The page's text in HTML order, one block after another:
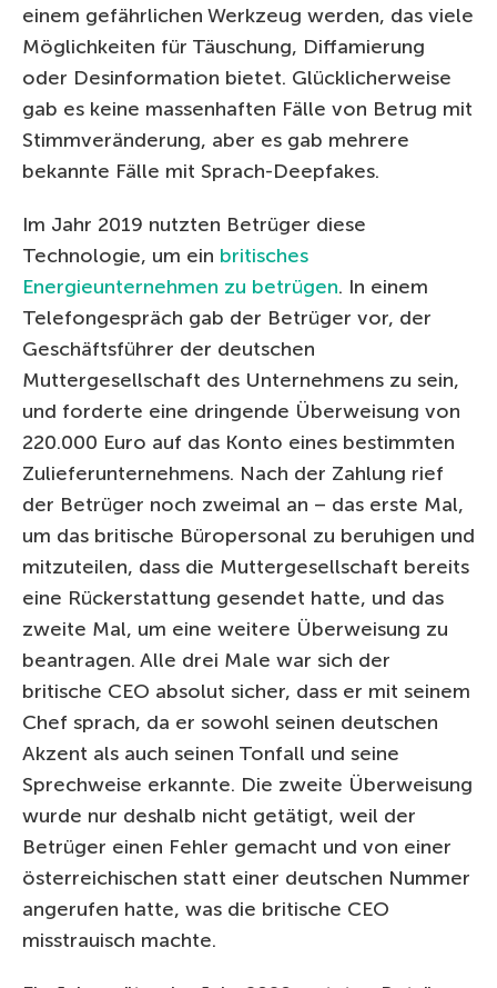
einem gefährlichen Werkzeug werden, das viele
Möglichkeiten für Täuschung, Diffamierung
oder Desinformation bietet. Glücklicherweise
gab es keine massenhaften Fälle von Betrug mit
Stimmveränderung, aber es gab mehrere
bekannte Fälle mit Sprach-Deepfakes.
Im Jahr 2019 nutzten Betrüger diese
Technologie, um ein britisches
Energieunternehmen zu betrügen. In einem
Telefongespräch gab der Betrüger vor, der
Geschäftsführer der deutschen
Muttergesellschaft des Unternehmens zu sein,
und forderte eine dringende Überweisung von
220.000 Euro auf das Konto eines bestimmten
Zulieferunternehmens. Nach der Zahlung rief
der Betrüger noch zweimal an – das erste Mal,
um das britische Büropersonal zu beruhigen und
mitzuteilen, dass die Muttergesellschaft bereits
eine Rückerstattung gesendet hatte, und das
zweite Mal, um eine weitere Überweisung zu
beantragen. Alle drei Male war sich der
britische CEO absolut sicher, dass er mit seinem
Chef sprach, da er sowohl seinen deutschen
Akzent als auch seinen Tonfall und seine
Sprechweise erkannte. Die zweite Überweisung
wurde nur deshalb nicht getätigt, weil der
Betrüger einen Fehler gemacht und von einer
österreichischen statt einer deutschen Nummer
angerufen hatte, was die britische CEO
misstrauisch machte.